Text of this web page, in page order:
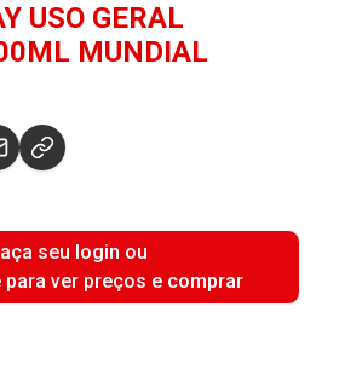
USO GERAL
MUNDIAL
seu login ou
ver preços e comprar